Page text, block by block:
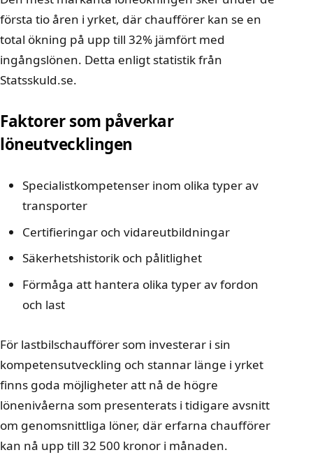
första tio åren i yrket, där chaufförer kan se en
total ökning på upp till 32% jämfört med
ingångslönen. Detta enligt statistik från
Statsskuld.se.
Faktorer som påverkar
löneutvecklingen
Specialistkompetenser inom olika typer av
transporter
Certifieringar och vidareutbildningar
Säkerhetshistorik och pålitlighet
Förmåga att hantera olika typer av fordon
och last
För lastbilschaufförer som investerar i sin
kompetensutveckling och stannar länge i yrket
finns goda möjligheter att nå de högre
lönenivåerna som presenterats i tidigare avsnitt
om genomsnittliga löner, där erfarna chaufförer
kan nå upp till 32 500 kronor i månaden.